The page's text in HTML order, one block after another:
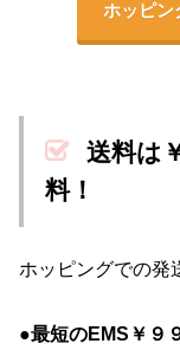
ホッピン
送料は
料！
ホッピングでの発
●最短のEMS￥９